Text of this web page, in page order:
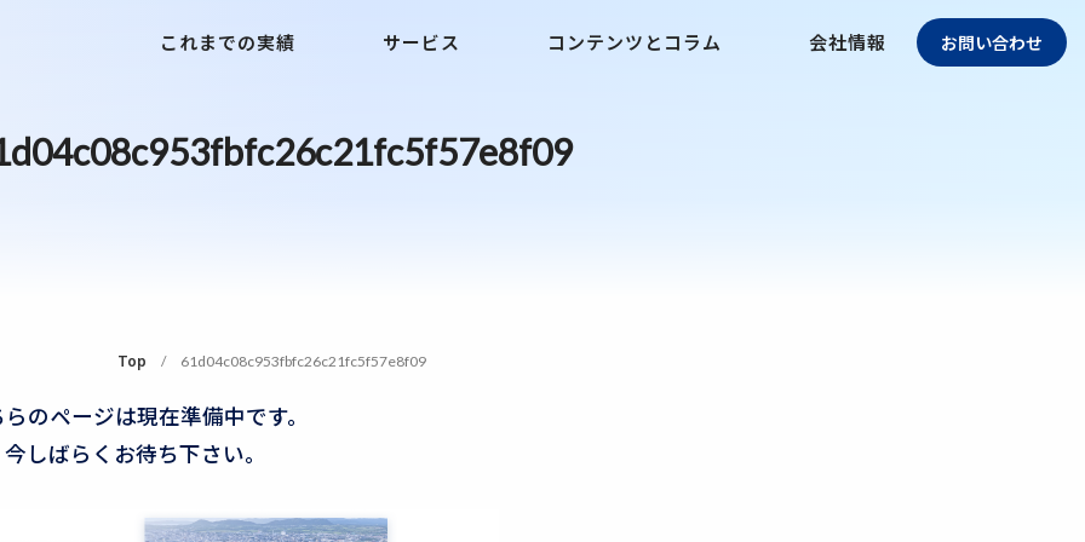
これまでの実績 サービス コンテンツとコラム 会社情報 お問い合わせ
Top 61d04c08c953fbfc26c21fc5f57e8f09
のページは現在準備中です。
今しばらくお待ち下さい。